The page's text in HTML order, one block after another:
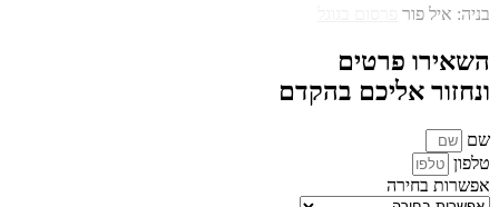
בניה: איל פור
השאירו פרטים
ונחזור אליכם בהקדם
שם
טלפון
אפשרות בחירה